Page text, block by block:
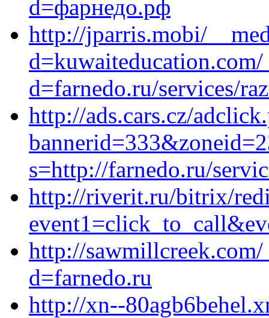
d=фарнедо.рф
http://jparris.mobi/
d=farnedo.ru/services/
http://ads.cars.cz/
s=http://farnedo.ru/
http://riverit.ru/bitrix/
http://sawmillcreek.com/
d=farnedo.ru
http://xn--